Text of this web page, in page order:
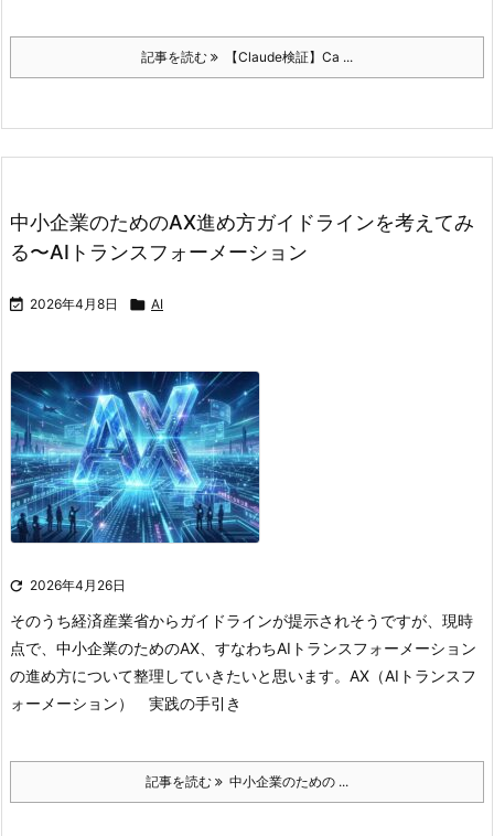
記事を読む 【Claude検証】Ca ...
中小企業のためのAX進め方ガイドラインを考えてみ
る〜AIトランスフォーメーション
 2026年4月8日  AI
 2026年4月26日
そのうち経済産業省からガイドラインが提示されそうですが、現時
点で、中小企業のためのAX、すなわちAIトランスフォーメーション
の進め方について整理していきたいと思います。 AX（AIトランスフ
ォーメーション） 実践の手引き
記事を読む 中小企業のための ...